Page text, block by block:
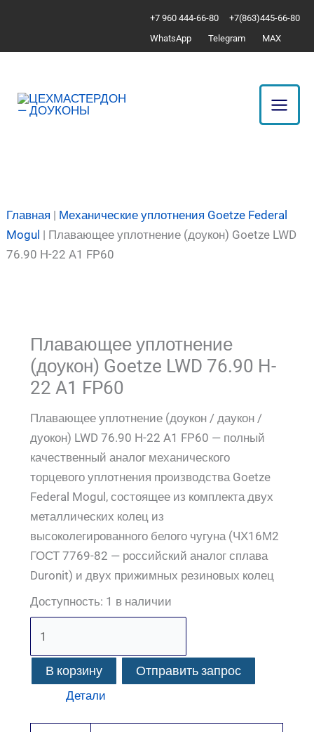
содержимому
+7 960 444-66-80
+7(863)445-66-80
WhatsApp
Telegram MAX
Главная | Механические уплотнения Goetze Federal
Mogul | Плавающее уплотнение (доукон) Goetze LWD
76.90 H-22 A1 FP60
Плавающее уплотнение
(доукон) Goetze LWD 76.90 H-
22 A1 FP60
Плавающее уплотнение (доукон / даукон /
дуокон) LWD 76.90 H-22 A1 FP60 — полный
качественный аналог механического
торцевого уплотнения производства Goetze
Federal Mogul, состоящее из комплекта двух
металлических колец из
высоколегированного белого чугуна (ЧХ16М2
ГОСТ 7769-82 — российский аналог сплава
Duronit) и двух прижимных резиновых колец
Доступность: 1 в наличии
Плавающее
Goetze
В корзину Отправить запрос
Детали